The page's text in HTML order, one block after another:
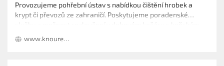
Provozujeme pohřební ústav s nabídkou čištění hrobek a
krypt či převozů ze zahraničí. Poskytujeme poradenské
spřežením. Zhotovujeme smuteční oznámení, kompletní
květinovou vazbu a zajišťujeme smuteční hudbu i řečníka.
www.knourek-pu.cz